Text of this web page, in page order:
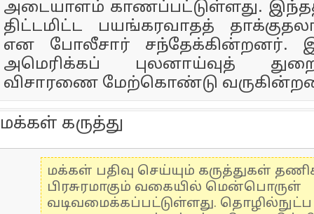
அடையாளம் காணப்பட்டுள்ளது.
திட்டமிட்ட பயங்கரவாதத்
என போலீசார் சந்தேக்கின்றனர்.
அமெரிக்கப் புலனாய்வுத்
விசாரணை மேற்கொண்டு
மக்கள் கருத்து
மக்கள் பதிவு செய்யும் கருத்துகள்
பிரசுரமாகும் வகையில் மென்பொருள்
வடிவமைக்கப்பட்டுள்ளது.